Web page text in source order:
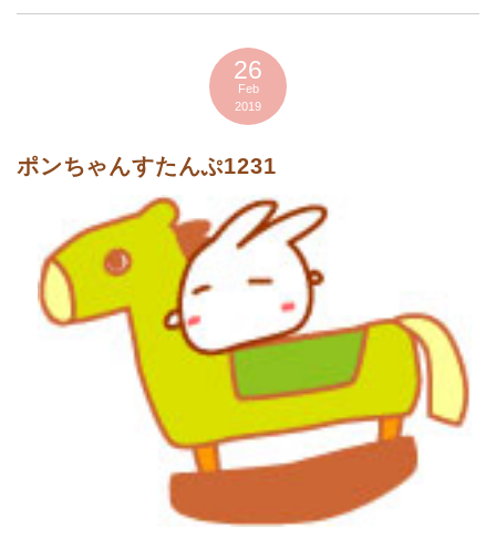
26
Feb
2019
ポンちゃんすたんぷ1231